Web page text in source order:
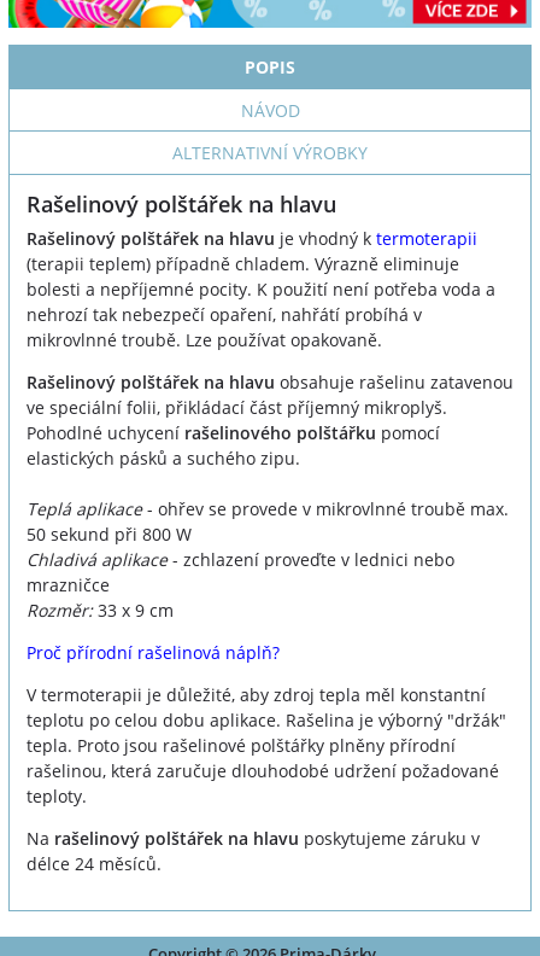
POPIS
NÁVOD
ALTERNATIVNÍ VÝROBKY
Rašelinový polštářek na hlavu
Rašelinový polštářek na hlavu je vhodný k termoterapii
(terapii teplem) případně chladem. Výrazně eliminuje
bolesti a nepříjemné pocity. K použití není potřeba voda a
nehrozí tak nebezpečí opaření, nahřátí probíhá v
mikrovlnné troubě. Lze používat opakovaně.
Rašelinový polštářek na hlavu obsahuje rašelinu zatavenou
ve speciální folii, přikládací část příjemný mikroplyš.
Pohodlné uchycení rašelinového polštářku pomocí
elastických pásků a suchého zipu.
Teplá aplikace- ohřev se provede v mikrovlnné troubě max.
50 sekund při 800 W
Chladivá aplikace- zchlazení proveďte v lednici nebo
mrazničce
Rozměr:33 x 9 cm
Proč přírodní rašelinová náplň?
V termoterapii je důležité, aby zdroj tepla měl konstantní
teplotu po celou dobu aplikace. Rašelina je výborný "držák"
tepla. Proto jsou rašelinové polštářky plněny přírodní
rašelinou, která zaručuje dlouhodobé udržení požadované
teploty.
Na rašelinový polštářek na hlavu poskytujeme záruku v
délce 24 měsíců.